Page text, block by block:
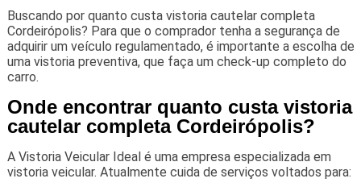
Buscando por quanto custa vistoria cautelar completa
Cordeirópolis? Para que o comprador tenha a segurança de
adquirir um veículo regulamentado, é importante a escolha de
uma vistoria preventiva, que faça um check-up completo do
carro.
Onde encontrar quanto custa vistoria
cautelar completa Cordeirópolis?
A Vistoria Veicular Ideal é uma empresa especializada em
vistoria veicular. Atualmente cuida de serviços voltados para: